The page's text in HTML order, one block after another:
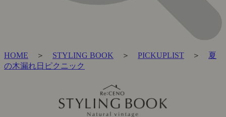
HOME ＞ STYLING BOOK ＞ PICKUPLIST ＞ 夏
の木漏れ日ピクニック